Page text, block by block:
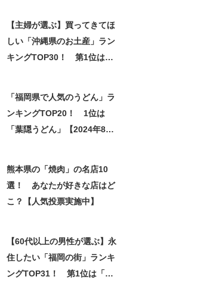
【主婦が選ぶ】買ってきてほ
しい「沖縄県のお土産」ラン
キングTOP30！ 第1位は
「福岡県で人気のうどん」ラ
ンキングTOP20！ 1位は
「葉隠うどん」【2024年8月
熊本県の「焼肉」の名店10
選！ あなたが好きな店はど
こ？【人気投票実施中】
【60代以上の男性が選ぶ】永
住したい「福岡の街」ランキ
ングTOP31！ 第1位は「福